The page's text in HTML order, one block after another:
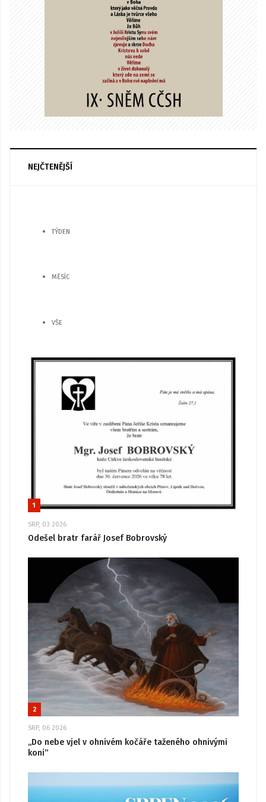
NEJČTENĚJŠÍ
TÝDEN
MĚSÍC
VŠE
1
SRP, 03 2026
Odešel bratr farář Josef Bobrovský
2
SRP, 06 2026
„Do nebe vjel v ohnivém kočáře taženého ohnivými
koni“